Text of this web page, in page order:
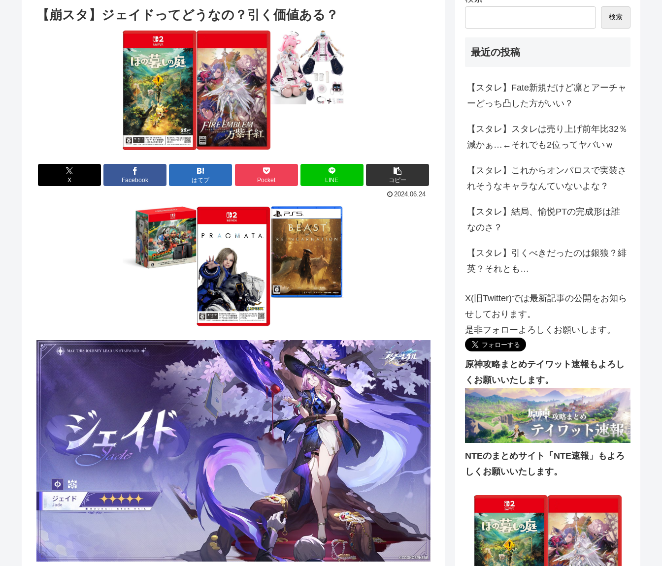
【崩スタ】ジェイドってどうなの？引く価値ある？
X Facebook はてブ Pocket LINE コピー
2024.06.24
検索
最近の投稿
【スタレ】Fate新規だけど凛とアーチャ
ーどっち凸した方がいい？
【スタレ】スタレは売り上げ前年比32％
減かぁ…←それでも2位ってヤバいｗ
【スタレ】これからオンパロスで実装さ
れそうなキャラなんていないよな？
【スタレ】結局、愉悦PTの完成形は誰
なのさ？
【スタレ】引くべきだったのは銀狼？緋
英？それとも…
X(旧Twitter)では最新記事の公開をお知ら
せしております。
是非フォローよろしくお願いします。
原神攻略まとめテイワット速報もよろし
くお願いいたします。
NTEのまとめサイト「NTE速報」もよろ
しくお願いいたします。